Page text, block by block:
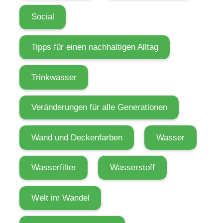
h
n
e
d
c
h
Social
Tipps für einen nachhaltigen Alltag
Trinkwasser
Veränderungen für alle Generationen
Wand und Deckenfarben Wasser
Wasserfilter Wasserstoff
Welt im Wandel